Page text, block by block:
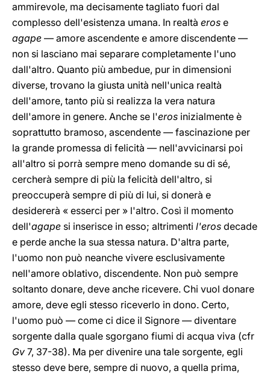
ammirevole, ma decisamente tagliato fuori dal
complesso dell'esistenza umana. In realtà eros e
agape — amore ascendente e amore discendente —
non si lasciano mai separare completamente l'uno
dall'altro. Quanto più ambedue, pur in dimensioni
diverse, trovano la giusta unità nell'unica realtà
dell'amore, tanto più si realizza la vera natura
dell'amore in genere. Anche se l'eros inizialmente è
soprattutto bramoso, ascendente — fascinazione per
la grande promessa di felicità — nell'avvicinarsi poi
all'altro si porrà sempre meno domande su di sé,
cercherà sempre di più la felicità dell'altro, si
preoccuperà sempre di più di lui, si donerà e
desidererà « esserci per » l'altro. Così il momento
dell'agape si inserisce in esso; altrimenti l'eros decade
e perde anche la sua stessa natura. D'altra parte,
l'uomo non può neanche vivere esclusivamente
nell'amore oblativo, discendente. Non può sempre
soltanto donare, deve anche ricevere. Chi vuol donare
amore, deve egli stesso riceverlo in dono. Certo,
l'uomo può — come ci dice il Signore — diventare
sorgente dalla quale sgorgano fiumi di acqua viva (cfr
Gv 7, 37-38). Ma per divenire una tale sorgente, egli
stesso deve bere, sempre di nuovo, a quella prima,